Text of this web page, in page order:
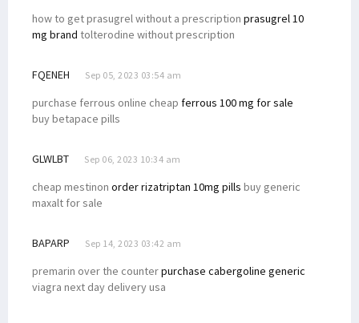
how to get prasugrel without a prescription prasugrel 10
mg brand tolterodine without prescription
FQENEH Sep 05, 2023 03:54 am
purchase ferrous online cheap ferrous 100 mg for sale
buy betapace pills
GLWLBT Sep 06, 2023 10:34 am
cheap mestinon order rizatriptan 10mg pills buy generic
maxalt for sale
BAPARP Sep 14, 2023 03:42 am
premarin over the counterpurchase cabergoline generic
viagra next day delivery usa